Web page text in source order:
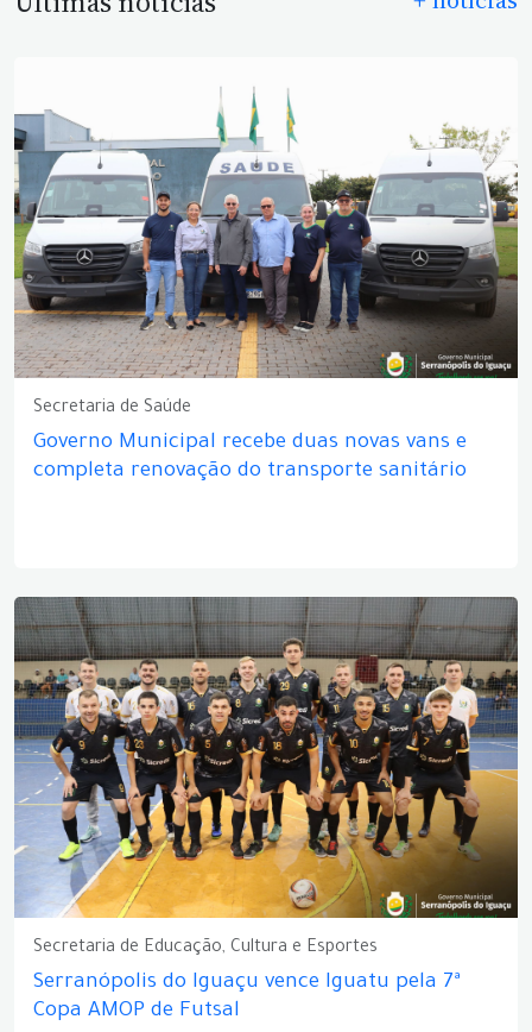
Secretaria de Saúde
Governo Municipal recebe duas novas vans e
completa renovação do transporte sanitário
Secretaria de Educação, Cultura e Esportes
Serranópolis do Iguaçu vence Iguatu pela 7ª
Copa AMOP de Futsal